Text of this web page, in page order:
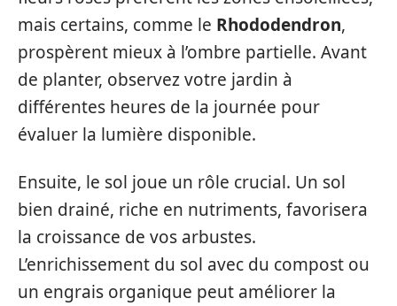
mais certains, comme le Rhododendron,
prospèrent mieux à l’ombre partielle. Avant
de planter, observez votre jardin à
différentes heures de la journée pour
évaluer la lumière disponible.
Ensuite, le sol joue un rôle crucial. Un sol
bien drainé, riche en nutriments, favorisera
la croissance de vos arbustes.
L’enrichissement du sol avec du compost ou
un engrais organique peut améliorer la